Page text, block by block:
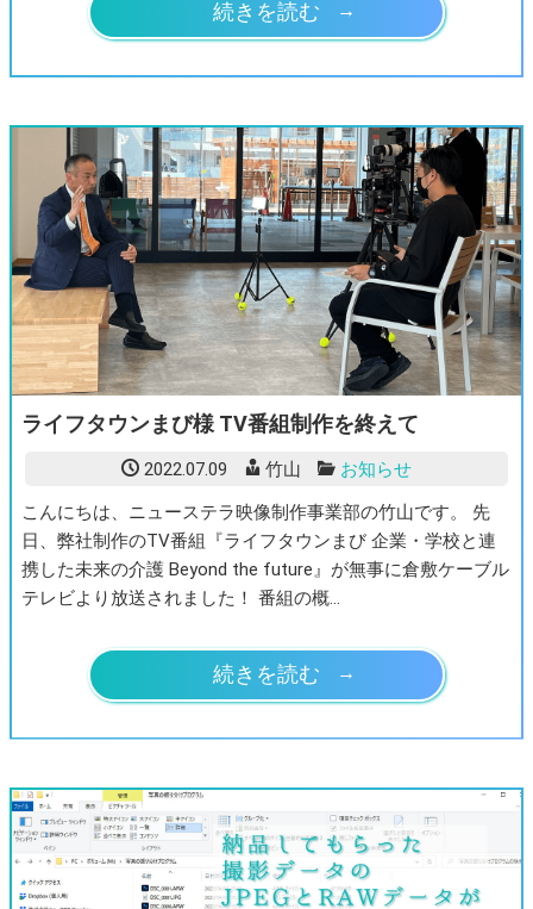
続きを読む
ライフタウンまび様 TV番組制作を終えて
2022.07.09 竹山
お知らせ
こんにちは、ニューステラ映像制作事業部の竹山です。 先
日、弊社制作のTV番組『ライフタウンまび 企業・学校と連
携した未来の介護 Beyond the future』が無事に倉敷ケーブル
テレビより放送されました！ 番組の概…
続きを読む